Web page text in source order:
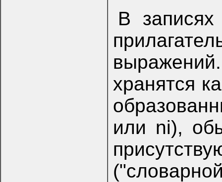
В записях
хранятся
или ni),